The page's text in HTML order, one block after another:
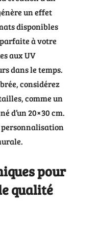
un effet
disponibles
à votre
aux UV
dans le temps.
considérez
comme un
d’un 20×30 cm.
pour
qualité